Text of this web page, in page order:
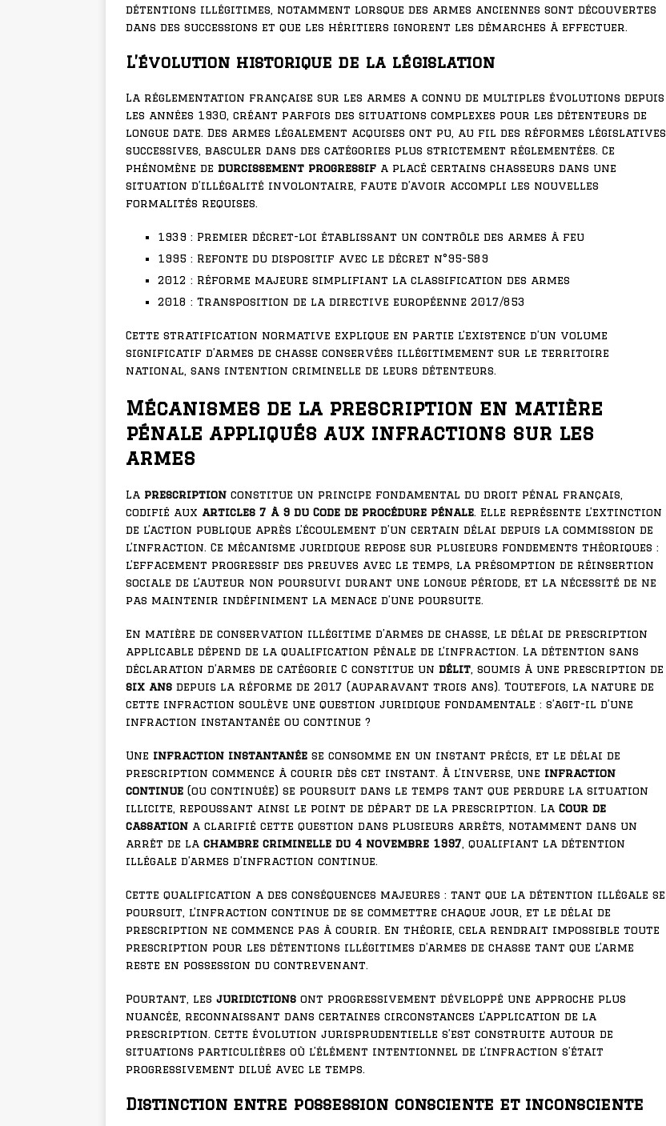
détentions illégitimes, notamment lorsque des armes anciennes sont découvertes
dans des successions et que les héritiers ignorent les démarches à effectuer.
L’évolution historique de la législation
La réglementation française sur les armes a connu de multiples évolutions depuis
les années 1930, créant parfois des situations complexes pour les détenteurs de
longue date. Des armes légalement acquises ont pu, au fil des réformes législatives
successives, basculer dans des catégories plus strictement réglementées. Ce
phénomène de durcissement progressif a placé certains chasseurs dans une
situation d’illégalité involontaire, faute d’avoir accompli les nouvelles
formalités requises.
1939 : Premier décret-loi établissant un contrôle des armes à feu
1995 : Refonte du dispositif avec le décret n°95-589
2012 : Réforme majeure simplifiant la classification des armes
2018 : Transposition de la directive européenne 2017/853
Cette stratification normative explique en partie l’existence d’un volume
significatif d’armes de chasse conservées illégitimement sur le territoire
national, sans intention criminelle de leurs détenteurs.
Mécanismes de la prescription en matière
pénale appliqués aux infractions sur les
armes
La prescription constitue un principe fondamental du droit pénal français,
codifié aux articles 7 à 9 du Code de procédure pénale. Elle représente l’extinction
de l’action publique après l’écoulement d’un certain délai depuis la commission de
l’infraction. Ce mécanisme juridique repose sur plusieurs fondements théoriques :
l’effacement progressif des preuves avec le temps, la présomption de réinsertion
sociale de l’auteur non poursuivi durant une longue période, et la nécessité de ne
pas maintenir indéfiniment la menace d’une poursuite.
En matière de conservation illégitime d’armes de chasse, le délai de prescription
applicable dépend de la qualification pénale de l’infraction. La détention sans
déclaration d’armes de catégorie C constitue un délit , soumis à une prescription de
six ans depuis la réforme de 2017 (auparavant trois ans). Toutefois, la nature de
cette infraction soulève une question juridique fondamentale : s’agit-il d’une
infraction instantanée ou continue ?
Une infraction instantanée se consomme en un instant précis, et le délai de
prescription commence à courir dès cet instant. À l’inverse, une infraction
continue (ou continuée) se poursuit dans le temps tant que perdure la situation
illicite, repoussant ainsi le point de départ de la prescription. La Cour de
cassation a clarifié cette question dans plusieurs arrêts, notamment dans un
arrêt de la chambre criminelle du 4 novembre 1997 , qualifiant la détention
illégale d’armes d’infraction continue.
Cette qualification a des conséquences majeures : tant que la détention illégale se
poursuit, l’infraction continue de se commettre chaque jour, et le délai de
prescription ne commence pas à courir. En théorie, cela rendrait impossible toute
prescription pour les détentions illégitimes d’armes de chasse tant que l’arme
reste en possession du contrevenant.
Pourtant, les juridictions ont progressivement développé une approche plus
nuancée, reconnaissant dans certaines circonstances l’application de la
prescription. Cette évolution jurisprudentielle s’est construite autour de
situations particulières où l’élément intentionnel de l’infraction s’était
progressivement dilué avec le temps.
Distinction entre possession consciente et inconsciente